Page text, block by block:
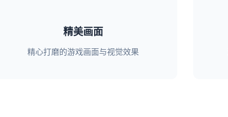
精美画面
精心打磨的游戏画面与视觉效果